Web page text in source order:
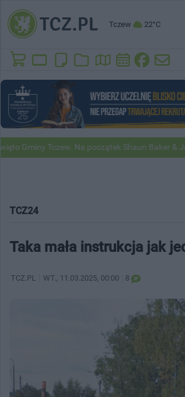
Tczew 22°C
Tczew. Na początek Shaun Baker &
TCZ24
Taka mała instrukcja jak
TCZ.PL WT. , 11.03.2025, 00:00 8